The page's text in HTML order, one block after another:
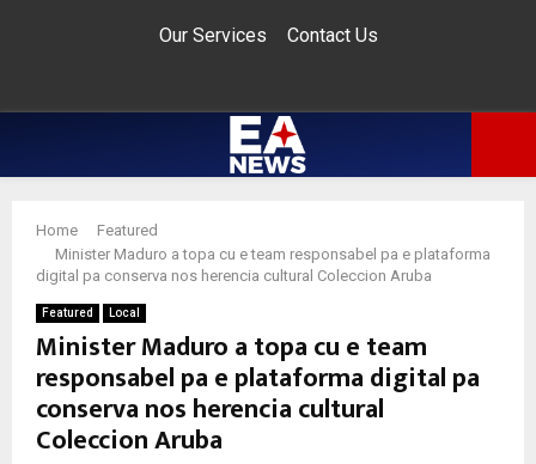
Our Services Contact Us
PRIMARY
MENU
Home
Featured
Minister Maduro a topa cu e team responsabel pa e plataforma
digital pa conserva nos herencia cultural Coleccion Aruba
Featured Local
Minister Maduro a topa cu e team
responsabel pa e plataforma digital pa
conserva nos herencia cultural
Coleccion Aruba